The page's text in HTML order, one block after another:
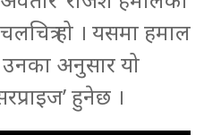
हो । यसमा हमाल
अनुसार यो
हुनेछ ।